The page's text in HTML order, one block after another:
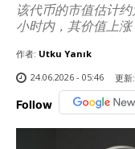
该代币的市值估计
小时内，其价值上涨
作者: Utku Yanık
24.06.2026 - 05:46
更新:
Follow